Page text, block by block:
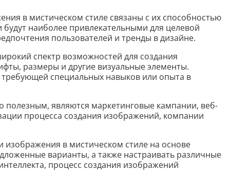
Идеи
Определить болезнь растения по фото
Распознать рукописный текст
Распознать текст с картинки
Проанализировать изображение
в мистическом стиле связаны с их способностью
наиболее привлекательными для целевой
пользователей и тренды в дизайне.
спектр возможностей для создания
размеры и другие визуальные элементы.
специальных навыков или опыта в
полезным, являются маркетинговые кампании, веб-
процесса создания изображений, компании
изображения в мистическом стиле на основе
варианты, а также настраивать различные
процесс создания изображений